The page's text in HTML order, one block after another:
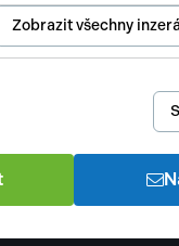
Zobrazit všechny